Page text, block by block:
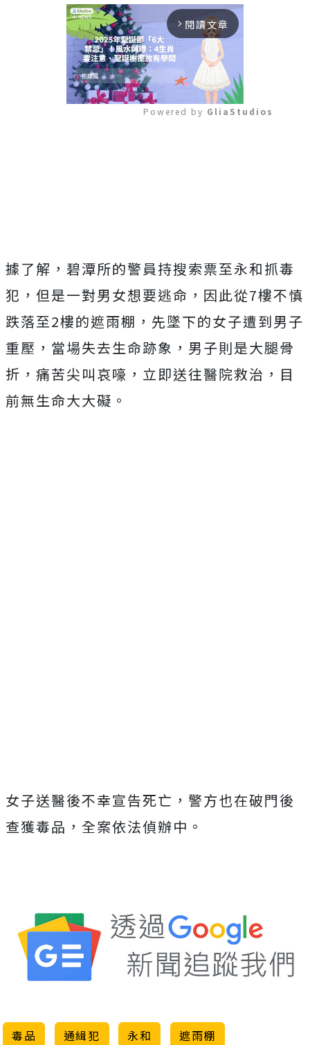
arrow_forward_ios 閱讀文章
Powered by GliaStudios
據了解，碧潭所的警員持搜索票至永和抓毒
犯，但是一對男女想要逃命，因此從7樓不慎
跌落至2樓的遮雨棚，先墜下的女子遭到男子
重壓，當場失去生命跡象，男子則是大腿骨
折，痛苦尖叫哀嚎，立即送往醫院救治，目
前無生命大大礙。
女子送醫後不幸宣告死亡，警方也在破門後
查獲毒品，全案依法偵辦中。
毒品 通緝犯 永和 遮雨棚